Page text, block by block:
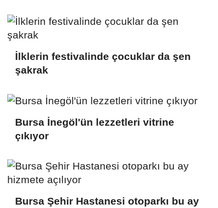
İlklerin festivalinde çocuklar da şen
şakrak
Bursa İnegöl'ün lezzetleri vitrine
çıkıyor
Bursa Şehir Hastanesi otoparkı bu ay